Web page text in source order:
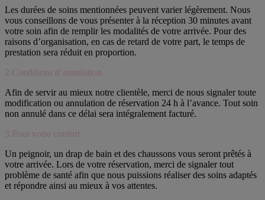
Les durées de soins mentionnées peuvent varier légèrement. Nous
vous conseillons de vous présenter à la réception 30 minutes avant
votre soin afin de remplir les modalités de votre arrivée. Pour des
raisons d’organisation, en cas de retard de votre part, le temps de
prestation sera réduit en proportion.
2.Conditions d’annulation
Afin de servir au mieux notre clientèle, merci de nous signaler toute
modification ou annulation de réservation 24 h à l’avance. Tout soin
non annulé dans ce délai sera intégralement facturé.
3.Pour votre confort
Un peignoir, un drap de bain et des chaussons vous seront prêtés à
votre arrivée. Lors de votre réservation, merci de signaler tout
problème de santé afin que nous puissions réaliser des soins adaptés
et répondre ainsi au mieux à vos attentes.